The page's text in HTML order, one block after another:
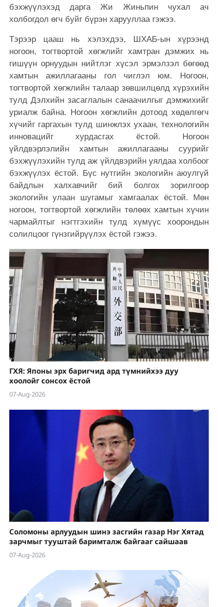
бэхжүүлэхэд дарга Жи Жиньпин чухал ач
холбогдол өгч буйг бүрэн харууллаа гэжээ.
Тэрээр цааш нь хэлэхдээ, ШХАБ-ын хүрээнд
ногоон, тогтвортой хөгжлийг хамтран дэмжих нь
гишүүн орнуудын нийтлэг хүсэл эрмэлзэл бөгөөд
хамтын ажиллагааны гол чиглэл юм. Ногоон,
тогтвортой хөгжлийн талаар зөвшилцөлд хүрэхийн
тулд Дэлхийн засаглалын санаачилгыг дэмжихийг
уриалж байна. Ногоон хөгжлийн дотоод хөдөлгөгч
хүчийг гаргахын тулд шинжлэх ухаан, технологийн
инновацийг хурдасгах ёстой. Ногоон
үйлдвэрлэлийн хамтын ажиллагааны суурийг
бэхжүүлэхийн тулд аж үйлдвэрийн уялдаа холбоог
бэхжүүлэх ёстой. Бүс нутгийн экологийн аюулгүй
байдлын халхавчийг бий болгох зорилгоор
экологийн улаан шугамыг хамгаалах ёстой. Мөн
ногоон, тогтвортой хөгжлийн төлөөх хамтын хүчин
чармайлтыг нэгтгэхийн тулд хүмүүс хоорондын
солилцоог гүнзгийрүүлэх ёстой гэжээ.
ГХЯ: Японы эрх баригчид ард түмнийхээ дуу
хоолойг сонсох ёстой
07-Aug-2026
Соломоны арлуудын шинэ засгийн газар Нэг Хятад
зарчмыг тууштай баримталж байгааг сайшаав
07-Aug-2026